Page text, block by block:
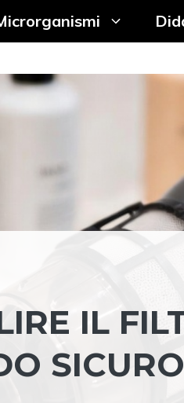
IL
SICURO